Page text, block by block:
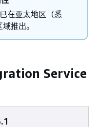
在亚太地区（悉
推出。
Service